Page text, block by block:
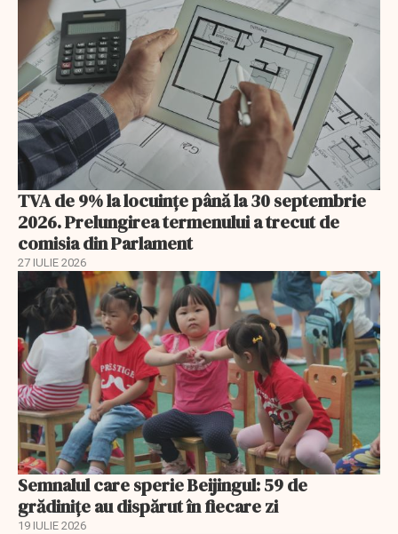
TVA de 9% la locuințe până la 30 septembrie
2026. Prelungirea termenului a trecut de
comisia din Parlament
27 IULIE 2026
Semnalul care sperie Beijingul: 59 de
grădinițe au dispărut în fiecare zi
19 IULIE 2026